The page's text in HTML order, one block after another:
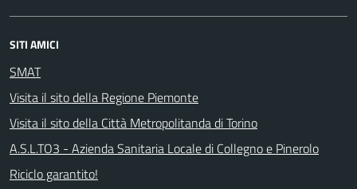
SITI AMICI
SMAT
Visita il sito della Regione Piemonte
Visita il sito della Città Metropolitanda di Torino
A.S.L.TO3 - Azienda Sanitaria Locale di Collegno e Pinerolo
Riciclo garantito!